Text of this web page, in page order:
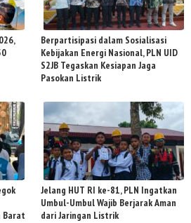
Berpartisipasi dalam Sosialisasi
Kebijakan Energi Nasional, PLN UID
S2JB Tegaskan Kesiapan Jaga
Pasokan Listrik
Barat
Jelang HUT RI ke-81, PLN Ingatkan
Umbul-Umbul Wajib Berjarak Aman
dari Jaringan Listrik